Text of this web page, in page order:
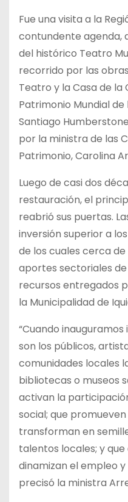
Fue una visita a la
contundente agenda,
del histórico Teatro
recorrido por las
Teatro y la Casa de la
Patrimonio Mundial
Santiago
por la ministra de las
Patrimonio, Carolina
Luego de casi dos
restauración, el
reabrió sus puertas.
inversión superior a
de los cuales cerca
aportes sectoriales de
recursos entregados
la Municipalidad de
“Cuando
son los públicos,
comunidades locales
bibliotecas o museos
activan la
social; que
transforman en
talentos locales; y
dinamizan el empleo
precisó la ministra